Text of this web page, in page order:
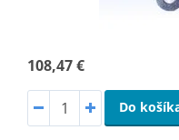
108,47 €
Do